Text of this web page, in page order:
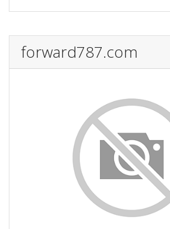
forward787.com